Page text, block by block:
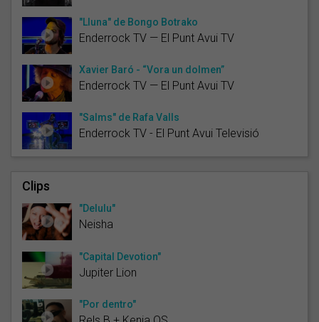
"Lluna" de Bongo Botrako
Enderrock TV — El Punt Avui TV
Xavier Baró - “Vora un dolmen”
Enderrock TV — El Punt Avui TV
"Salms" de Rafa Valls
Enderrock TV - El Punt Avui Televisió
Clips
"Delulu"
Neisha
"Capital Devotion"
Jupiter Lion
"Por dentro"